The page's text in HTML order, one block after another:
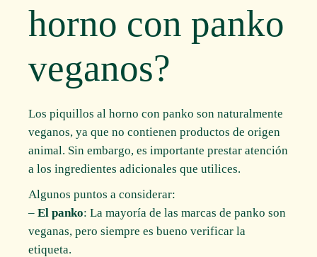
horno con panko
veganos?
Los piquillos al horno con panko son naturalmente
veganos, ya que no contienen productos de origen
animal. Sin embargo, es importante prestar atención
a los ingredientes adicionales que utilices.
Algunos puntos a considerar:
–El panko: La mayoría de las marcas de panko son
veganas, pero siempre es bueno verificar la
etiqueta.